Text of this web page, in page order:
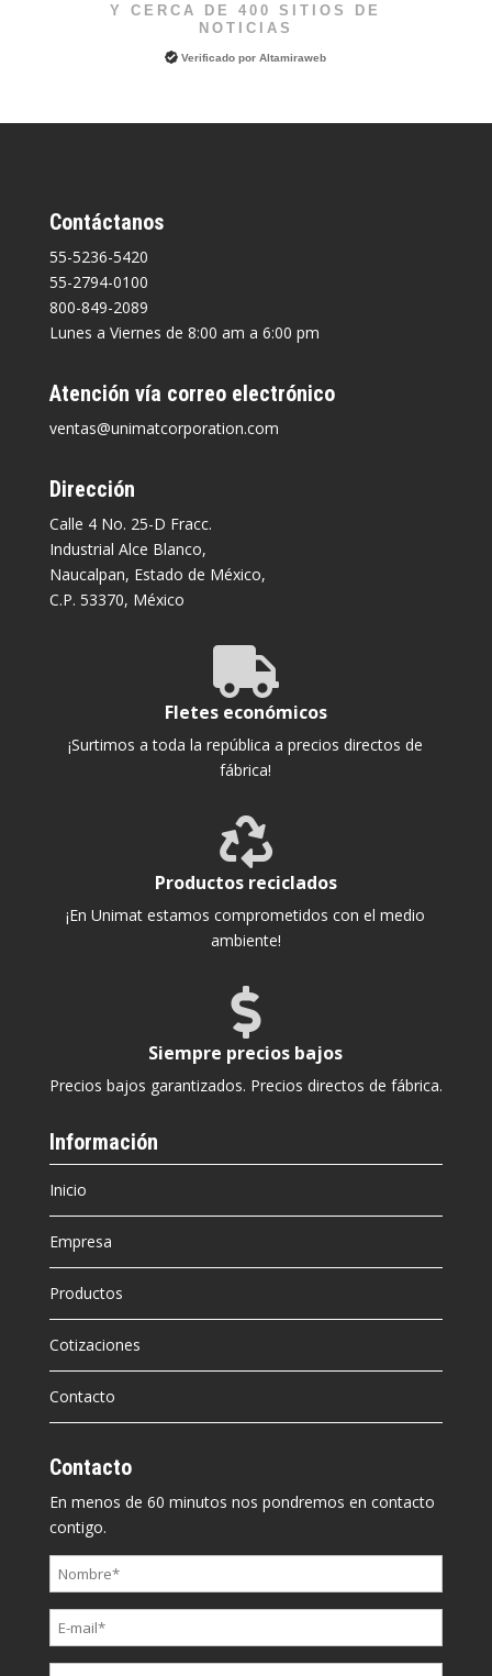
Y CERCA DE 400 SITIOS DE
NOTICIAS
Verificado porAltamiraweb
Contáctanos
55-5236-5420
55-2794-0100
800-849-2089
Lunes a Viernes de 8:00 am a 6:00 pm
Atención vía correo electrónico
ventas@unimatcorporation.com
Dirección
Calle 4 No. 25-D Fracc.
Industrial Alce Blanco,
Naucalpan, Estado de México,
C.P. 53370, México

Fletes económicos
¡Surtimos a toda la república a precios directos de
fábrica!

Productos reciclados
¡En Unimat estamos comprometidos con el medio
ambiente!

Siempre precios bajos
Precios bajos garantizados. Precios directos de fábrica.
Información
Inicio
Empresa
Productos
Cotizaciones
Contacto
Contacto
En menos de 60 minutos nos pondremos en contacto
contigo.